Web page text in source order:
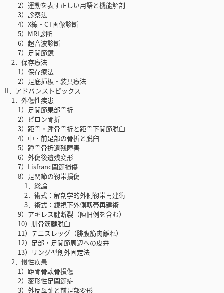
2）運動を表す正しい用語と機能解剖
3）診察法
4）X線・CT画像診断
5）MRI診断
6）超音波診断
7）足関節鏡
2．保存療法
1）保存療法
2）足底挿板・装具療法
II．アドバンストピックス
1．外傷性疾患
1）足関節果部骨折
2）ピロン骨折
3）距骨・踵骨骨折と距骨下関節脱臼
4）中・前足部の骨折と脱臼
5）踵骨骨折遺残障害
6）外傷後遺残変形
7）Lisfranc関節損傷
8）足関節の靱帯損傷
1．総論
2．術式：解剖学的外側靱帯再建術
3．術式：鏡視下外側靱帯再建術
9）アキレス腱断裂（陳旧例を含む）
10）腓骨筋腱脱臼
11）テニスレッグ（腓腹筋肉離れ）
12）足部・足関節周辺への皮弁
13）リング型創外固定法
2．慢性疾患
1）距骨骨軟骨損傷
2）変形性足関節症
3）外反母趾と前足部変形